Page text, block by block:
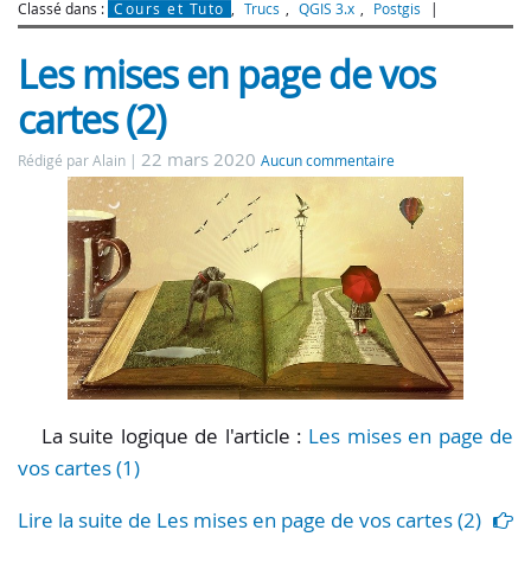
Classé dans : Cours et Tuto Trucs QGIS 3.x Postgis
Les mises en page de vos
cartes (2)
Rédigé par Alain 22 mars 2020 Aucun commentaire
La suite logique de l'article : Les mises en page de
vos cartes (1)
Lire la suite de Les mises en page de vos cartes (2)